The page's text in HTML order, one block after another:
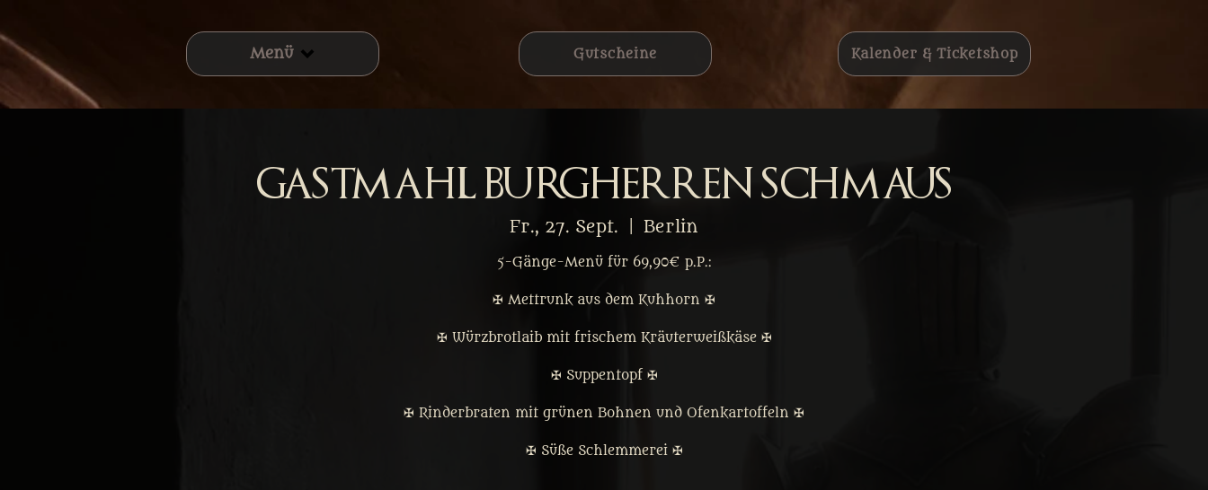
Menü Gutscheine Kalender & Ticketshop
Gastmahl Burgherren Schmaus
Fr., 27. Sept. Berlin
5-Gänge-Menü für 69,90€ p.P.:
✠ Mettrunk aus dem Kuhhorn ✠
✠ Würzbrotlaib mit frischem Kräuterweißkäse ✠
✠ Suppentopf ✠
✠ Rinderbraten mit grünen Bohnen und Ofenkartoffeln ✠
✠ Süße Schlemmerei ✠